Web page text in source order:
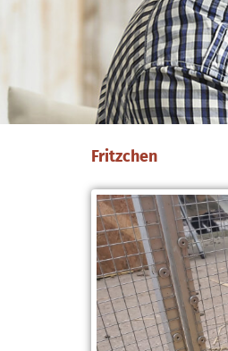
Fritzchen